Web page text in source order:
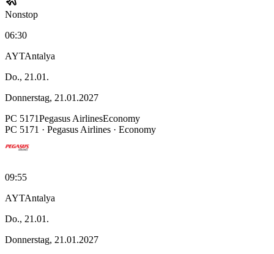
Nonstop
06:30
AYTAntalya
Do., 21.01.
Donnerstag, 21.01.2027
PC 5171Pegasus AirlinesEconomy
PC 5171 · Pegasus Airlines · Economy
09:55
AYTAntalya
Do., 21.01.
Donnerstag, 21.01.2027